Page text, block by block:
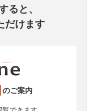
ると、
だけます
のご案内